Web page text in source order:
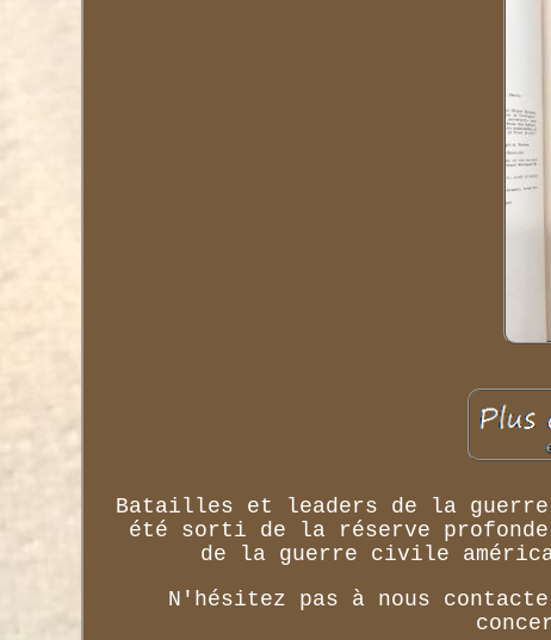
Batailles et leaders de la guerre
été sorti de la réserve
de la guerre civile
N'hésitez pas à nous